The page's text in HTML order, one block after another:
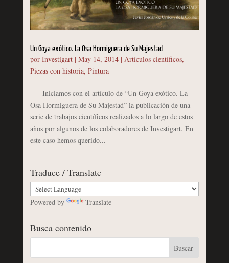
Un Goya exótico. La Osa Hormiguera de Su Majestad
por Investigart| May 14, 2014| Artículos científicos,
Piezas con historia, Pintura
Iniciamos con el artículo de “Un Goya exótico. La
Osa Hormiguera de Su Majestad” la publicación de una
serie de trabajos científicos realizados a lo largo de estos
años por algunos de los colaboradores de Investigart. En
este caso hemos querido...
Traduce / Translate
Powered by Translate
Busca contenido